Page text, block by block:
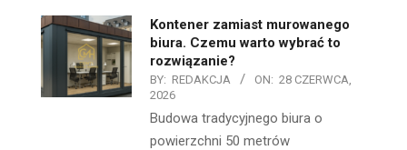
Kontener zamiast murowanego
biura. Czemu warto wybrać to
rozwiązanie?
BY: REDAKCJA ON: 28 CZERWCA,
2026
Budowa tradycyjnego biura o
powierzchni 50 metrów